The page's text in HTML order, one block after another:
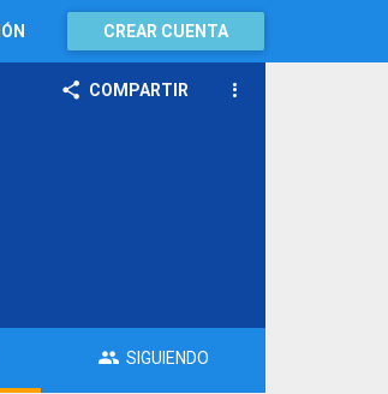
CREAR CUENTA
COMPARTIR
SIGUIENDO